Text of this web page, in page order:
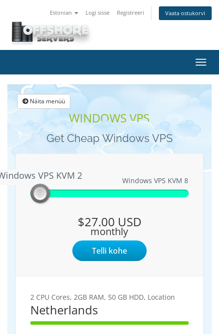
Estonian Logi sisse Registreeri Vaata ostukorvi
Näita menüü
WINDOWS VPS
Get Cheap Windows VPS
VPS KVM 2
Windows VPS KVM 2 Windows VPS KVM 8
$27.00 USD
monthly
Telli kohe
2 CPU Cores, 2GB RAM, 50 GB HDD, Location
Netherlands
100%